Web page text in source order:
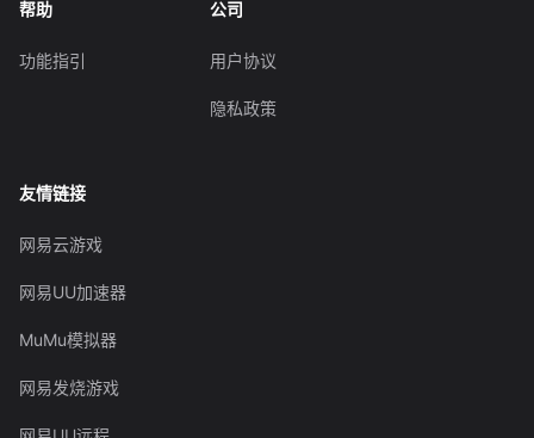
帮助
功能指引
公司
用户协议
隐私政策
友情链接
网易云游戏
网易UU加速器
MuMu模拟器
网易发烧游戏